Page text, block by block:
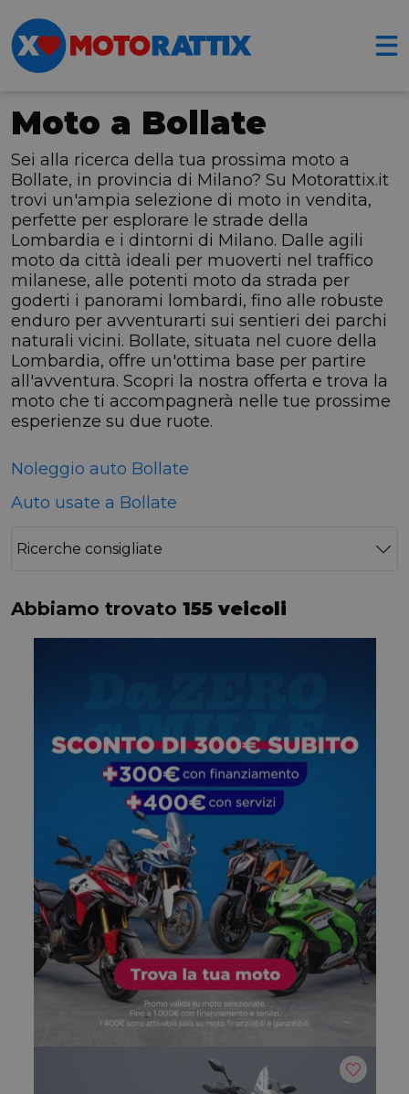
Moto a Bollate
Sei alla ricerca della tua prossima moto a
Bollate, in provincia di Milano? Su Motorattix.it
trovi un'ampia selezione di moto in vendita,
perfette per esplorare le strade della
Lombardia e i dintorni di Milano. Dalle agili
moto da città ideali per muoverti nel traffico
milanese, alle potenti moto da strada per
goderti i panorami lombardi, fino alle robuste
enduro per avventurarti sui sentieri dei parchi
naturali vicini. Bollate, situata nel cuore della
Lombardia, offre un'ottima base per partire
all'avventura. Scopri la nostra offerta e trova la
moto che ti accompagnerà nelle tue prossime
esperienze su due ruote.
Noleggio auto Bollate
Auto usate a Bollate
Ricerche consigliate
Abbiamo trovato 155 veicoli